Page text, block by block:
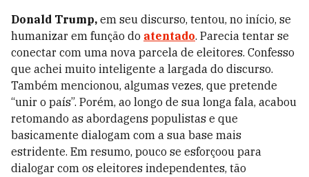
Donald Trump, em seu discurso, tentou, no início, se
humanizar em função do atentado. Parecia tentar se
conectar com uma nova parcela de eleitores. Confesso
que achei muito inteligente a largada do discurso.
Também mencionou, algumas vezes, que pretende
“unir o país”. Porém, ao longo de sua longa fala, acabou
retomando as abordagens populistas e que
basicamente dialogam com a sua base mais
estridente. Em resumo, pouco se esforçoou para
dialogar com os eleitores independentes, tão